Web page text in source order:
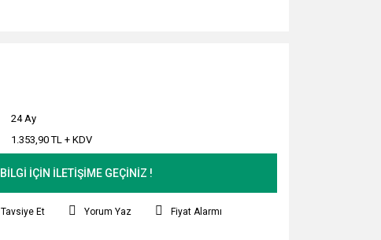
24 Ay
1.353,90 TL + KDV
BİLGİ İÇİN İLETİŞİME GEÇİNİZ !
Tavsiye Et Yorum Yaz Fiyat Alarmı